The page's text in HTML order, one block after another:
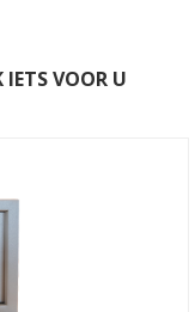
IETS VOOR U